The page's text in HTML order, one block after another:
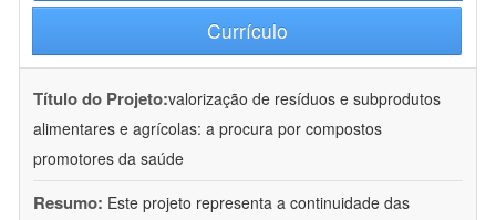
Currículo
Título do Projeto:valorização de resíduos e subprodutos
alimentares e agrícolas: a procura por compostos
promotores da saúde
Resumo: Este projeto representa a continuidade das